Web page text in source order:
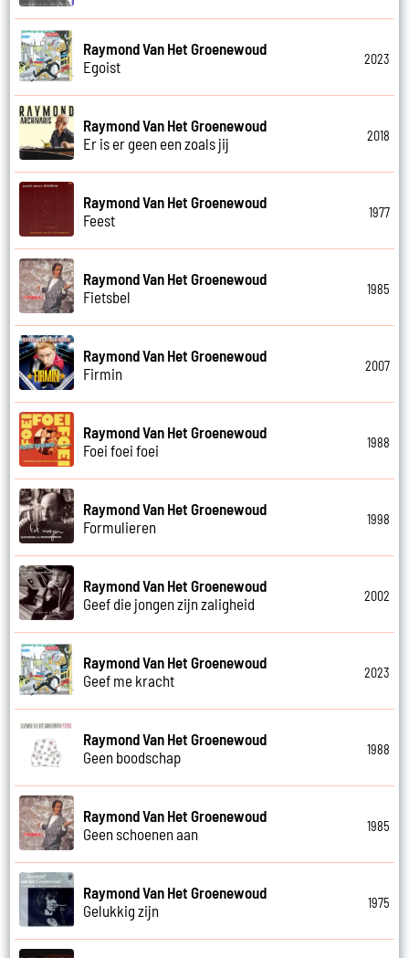
Raymond Van Het Groenewoud
Egoist
2023
Raymond Van Het Groenewoud
Er is er geen een zoals jij
2018
Raymond Van Het Groenewoud
Feest
1977
Raymond Van Het Groenewoud
Fietsbel
1985
Raymond Van Het Groenewoud
Firmin
2007
Raymond Van Het Groenewoud
Foei foei foei
1988
Raymond Van Het Groenewoud
Formulieren
1998
Raymond Van Het Groenewoud
Geef die jongen zijn zaligheid
2002
Raymond Van Het Groenewoud
Geef me kracht
2023
Raymond Van Het Groenewoud
Geen boodschap
1988
Raymond Van Het Groenewoud
Geen schoenen aan
1985
Raymond Van Het Groenewoud
Gelukkig zijn
1975